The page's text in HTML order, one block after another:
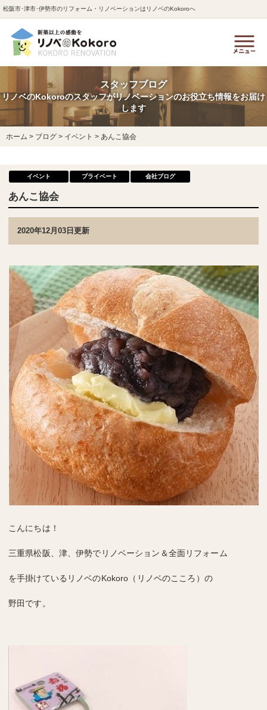
松阪市･津市･伊勢市のリフォーム・リノベーションはリノベのKokoroへ
スタッフブログ
リノベのKokoroのスタッフがリノベーションのお役立ち情報をお届け
します
ホーム > ブログ > イベント > あんこ協会
イベント プライベート 会社ブログ
あんこ協会
2020年12月03日更新
こんにちは！
三重県松阪、津、伊勢でリノベーション＆全面リフォーム
を手掛けているリノベのKokoro（リノベのこころ）の
野田です。